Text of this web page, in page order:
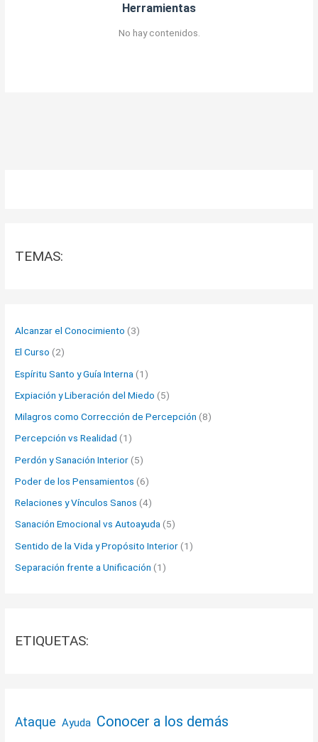
Herramientas
No hay contenidos.
TEMAS:
Alcanzar el Conocimiento (3)
El Curso (2)
Espíritu Santo y Guía Interna (1)
Expiación y Liberación del Miedo (5)
Milagros como Corrección de Percepción (8)
Percepción vs Realidad (1)
Perdón y Sanación Interior (5)
Poder de los Pensamientos (6)
Relaciones y Vínculos Sanos (4)
Sanación Emocional vs Autoayuda (5)
Sentido de la Vida y Propósito Interior (1)
Separación frente a Unificación (1)
ETIQUETAS:
Ataque Ayuda Conocer a los demás